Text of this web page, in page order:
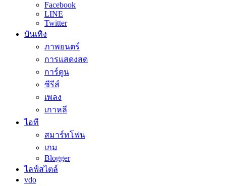
Facebook
LINE
Twitter
บันเทิง
ภาพยนตร์
การแสดงสด
การ์ตูน
ซีรีส์
เพลง
เกาหลี
ไอที
สมาร์ทโฟน
เกม
Blogger
ไลฟ์สไตล์
vdo